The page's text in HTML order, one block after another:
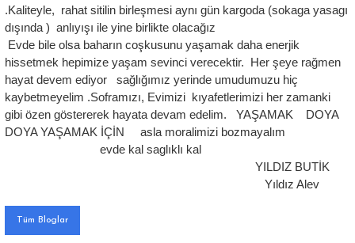
.Kaliteyle, rahat sitilin birleşmesi aynı gün kargoda (sokaga yasagı
dışında ) anlıyışı ile yine birlikte olacağız
Evde bile olsa baharın coşkusunu yaşamak daha enerjik
hissetmek hepimize yaşam sevinci verecektir. Her şeye rağmen
hayat devem ediyor sağlığımız yerinde umudumuzu hiç
kaybetmeyelim .Soframızı, Evimizi kıyafetlerimizi her zamanki
gibi özen göstererek hayata devam edelim. YAŞAMAK DOYA
DOYA YAŞAMAK İÇİN asla moralimizi bozmayalım
evde kal saglıklı kal
YILDIZ BUTİK
Yıldız Alev
Tüm Bloglar